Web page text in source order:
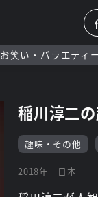
お笑い・バラエティ
稲川淳二
趣味・その他
2018年 日本